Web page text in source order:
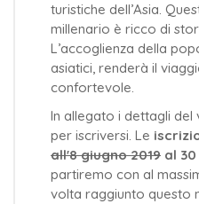
turistiche dell’Asia.
millenario è ricco di
L’accoglienza della
asiatici, renderà il
confortevole.
In allegato i dettagli
per iscriversi. Le
all'8 giugno 2019 al
partiremo con al
volta raggiunto questo